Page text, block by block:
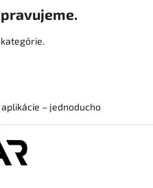
– jednoducho